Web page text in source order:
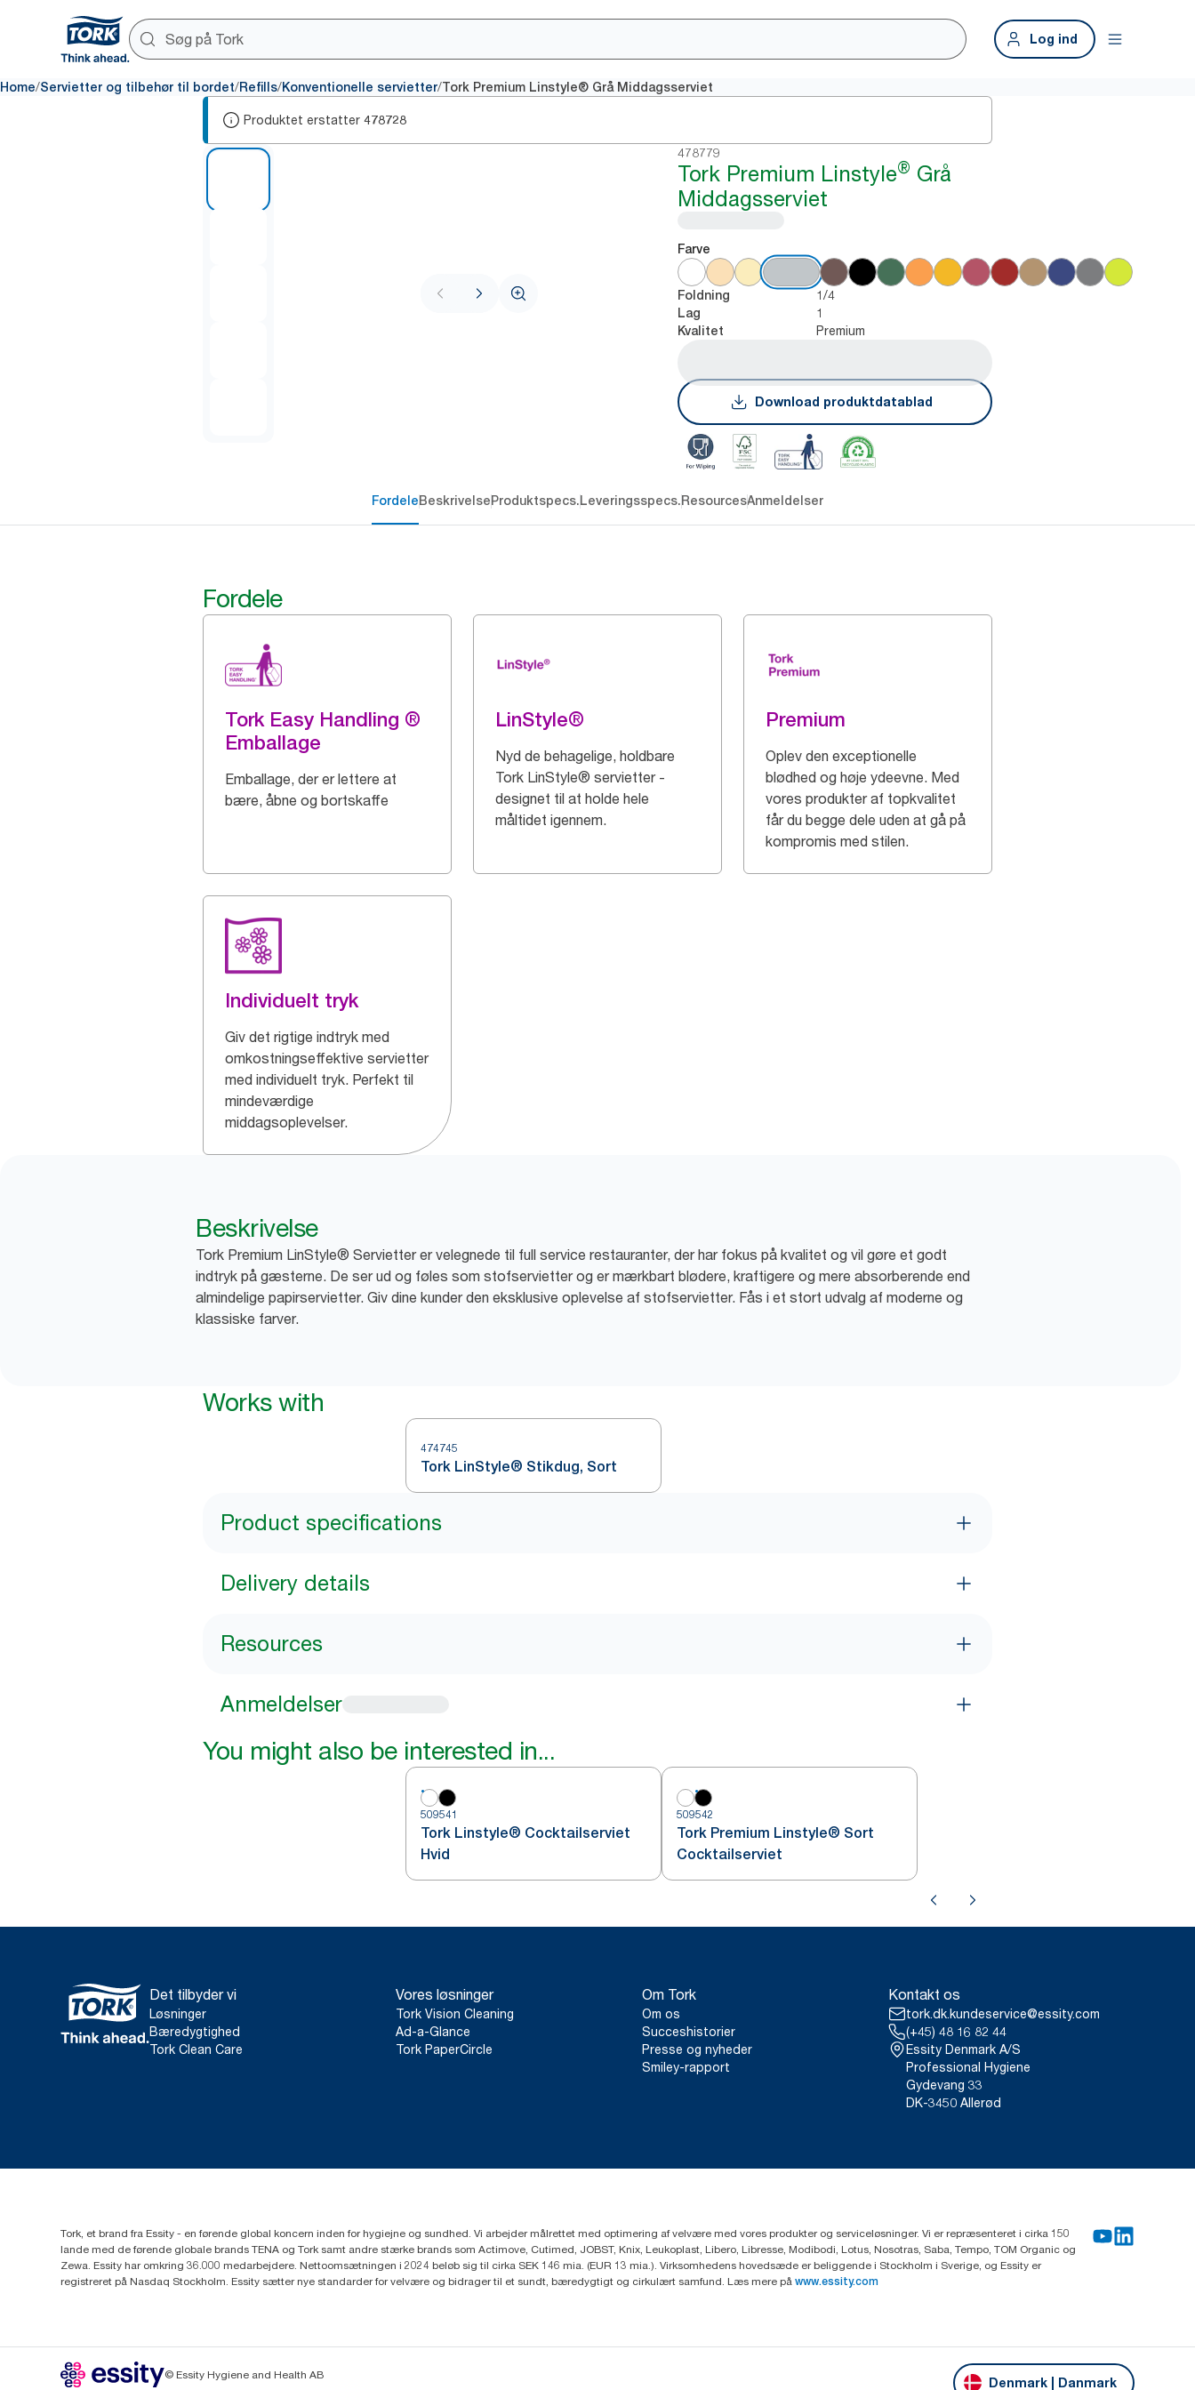
Log ind
Home/Servietter og tilbehør til bordet/Refills/Konventionelle servietter/Tork Premium Linstyle® Grå Middagsserviet
Produktet erstatter 478728
478779
Tork Premium Linstyle® Grå
Middagsserviet
Farve
Foldning 1/4
Lag 1
Kvalitet Premium
Download produktdatablad
FordeleBeskrivelseProduktspecs.Leveringsspecs.ResourcesAnmeldelser
Fordele
Tork Easy Handling ®
Emballage
Emballage, der er lettere at
bære, åbne og bortskaffe
LinStyle®
Nyd de behagelige, holdbare
Tork LinStyle® servietter -
designet til at holde hele
måltidet igennem.
Premium
Oplev den exceptionelle
blødhed og høje ydeevne. Med
vores produkter af topkvalitet
får du begge dele uden at gå på
kompromis med stilen.
Individuelt tryk
Giv det rigtige indtryk med
omkostningseffektive servietter
med individuelt tryk. Perfekt til
mindeværdige
middagsoplevelser.
Beskrivelse
Tork Premium LinStyle® Servietter er velegnede til full service restauranter, der har fokus på kvalitet og vil gøre et godt
indtryk på gæsterne. De ser ud og føles som stofservietter og er mærkbart blødere, kraftigere og mere absorberende end
almindelige papirservietter. Giv dine kunder den eksklusive oplevelse af stofservietter. Fås i et stort udvalg af moderne og
klassiske farver.
Works with
474745
Tork LinStyle® Stikdug, Sort
Product specifications
Delivery details
Resources
Anmeldelser
You might also be interested in...
509541
Tork Linstyle® Cocktailserviet
Hvid
509542
Tork Premium Linstyle® Sort
Cocktailserviet
Det tilbyder vi
Løsninger
Bæredygtighed
Tork Clean Care
Vores løsninger
Tork Vision Cleaning
Ad-a-Glance
Tork PaperCircle
Om Tork
Om os
Succeshistorier
Presse og nyheder
Smiley-rapport
Kontakt os
tork.dk.kundeservice@essity.com
(+45) 48 16 82 44
Essity Denmark A/S
Professional Hygiene
Gydevang 33
DK-3450 Allerød
Tork, et brand fra Essity - en førende global koncern inden for hygiejne og sundhed. Vi arbejder målrettet med optimering af velvære med vores produkter og serviceløsninger. Vi er repræsenteret i cirka 150
lande med de førende globale brands TENA og Tork samt andre stærke brands som Actimove, Cutimed, JOBST, Knix, Leukoplast, Libero, Libresse, Modibodi, Lotus, Nosotras, Saba, Tempo, TOM Organic og
Zewa. Essity har omkring 36.000 medarbejdere. Nettoomsætningen i 2024 beløb sig til cirka SEK 146 mia. (EUR 13 mia.). Virksomhedens hovedsæde er beliggende i Stockholm i Sverige, og Essity er
registreret på Nasdaq Stockholm. Essity sætter nye standarder for velvære og bidrager til et sundt, bæredygtigt og cirkulært samfund. Læs mere på www.essity.com
© Essity Hygiene and Health AB
Denmark | Danmark